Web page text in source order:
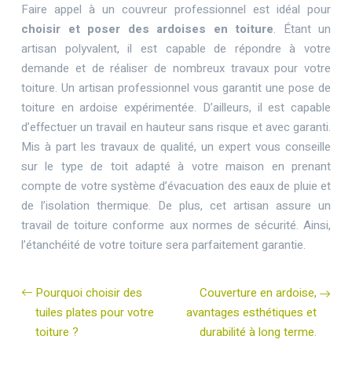
Faire appel à un couvreur professionnel est idéal pour
choisir et poser des ardoises en toiture. Étant un
artisan polyvalent, il est capable de répondre à votre
demande et de réaliser de nombreux travaux pour votre
toiture. Un artisan professionnel vous garantit une pose de
toiture en ardoise expérimentée. D’ailleurs, il est capable
d’effectuer un travail en hauteur sans risque et avec garanti.
Mis à part les travaux de qualité, un expert vous conseille
sur le type de toit adapté à votre maison en prenant
compte de votre système d’évacuation des eaux de pluie et
de l’isolation thermique. De plus, cet artisan assure un
travail de toiture conforme aux normes de sécurité. Ainsi,
l’étanchéité de votre toiture sera parfaitement garantie.
Pourquoi choisir des
tuiles plates pour votre
toiture ?
Couverture en ardoise,
avantages esthétiques et
durabilité à long terme.